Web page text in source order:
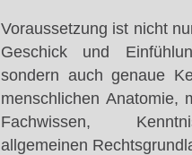
Voraussetzung ist nicht
Geschick und
sondern auch genaue
menschlichen Anatomie,
Fachwissen,
allgemeinen